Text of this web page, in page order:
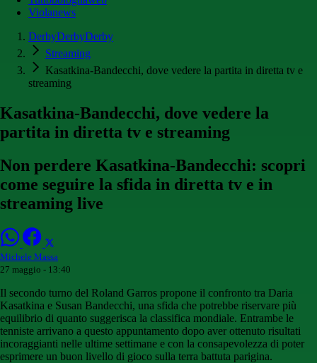
Violanews
DerbyDerbyDerby
Streaming
Kasatkina-Bandecchi, dove vedere la partita in diretta tv e
streaming
Kasatkina-Bandecchi, dove vedere la
partita in diretta tv e streaming
Non perdere Kasatkina-Bandecchi: scopri
come seguire la sfida in diretta tv e in
streaming live
Michele Massa
27 maggio - 13:40
Il secondo turno del Roland Garros propone il confronto tra Daria
Kasatkina e Susan Bandecchi, una sfida che potrebbe riservare più
equilibrio di quanto suggerisca la classifica mondiale. Entrambe le
tenniste arrivano a questo appuntamento dopo aver ottenuto risultati
incoraggianti nelle ultime settimane e con la consapevolezza di poter
esprimere un buon livello di gioco sulla terra battuta parigina.